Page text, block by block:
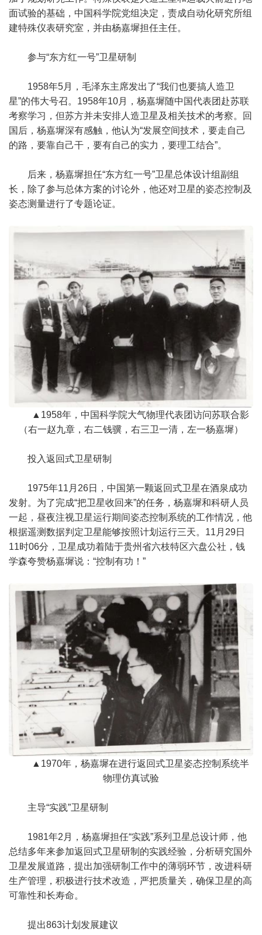
面试验的基础，中国科学院党组决定，责成自动化研究所组
建特殊仪表研究室，并由杨嘉墀担任主任。
参与“东方红一号”卫星研制
1958年5月，毛泽东主席发出了“我们也要搞人造卫
星”的伟大号召。1958年10月，杨嘉墀随中国代表团赴苏联
考察学习，但苏方并未安排人造卫星及相关技术的考察。回
国后，杨嘉墀深有感触，他认为“发展空间技术，要走自己
的路，要靠自己干，要有自己的实力，要理工结合”。
后来，杨嘉墀担任“东方红一号”卫星总体设计组副组
长，除了参与总体方案的讨论外，他还对卫星的姿态控制及
姿态测量进行了专题论证。
▲1958年，中国科学院大气物理代表团访问苏联合影
（右一赵九章，右二钱骥，右三卫一清，左一杨嘉墀）
投入返回式卫星研制
1975年11月26日，中国第一颗返回式卫星在酒泉成功
发射。为了完成“把卫星收回来”的任务，杨嘉墀和科研人员
一起，昼夜注视卫星运行期间姿态控制系统的工作情况，他
根据遥测数据判定卫星能够按照计划运行三天。11月29日
11时06分，卫星成功着陆于贵州省六枝特区六盘公社，钱
学森夸赞杨嘉墀说：“控制有功！”
▲1970年，杨嘉墀在进行返回式卫星姿态控制系统半
物理仿真试验
主导“实践”卫星研制
1981年2月，杨嘉墀担任“实践”系列卫星总设计师，他
总结多年来参加返回式卫星研制的实践经验，分析研究国外
卫星发展道路，提出加强研制工作中的薄弱环节，改进科研
生产管理，积极进行技术改造，严把质量关，确保卫星的高
可靠性和长寿命。
提出863计划发展建议